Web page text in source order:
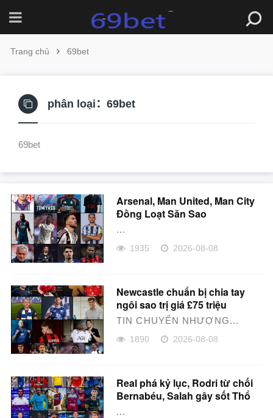
Trang chủ 69bet
phân loại： 69bet
69bet
Arsenal, Man United, Man City
Đồng Loạt Săn Sao
...
1935 2026-08-08
Newcastle chuẩn bị chia tay
ngôi sao trị giá £75 triệu
TIN CHUYỂN NHƯỢNG...
1890 2026-08-08
Real phá kỷ lục, Rodri từ chối
Bernabéu, Salah gây sốt Thổ
...